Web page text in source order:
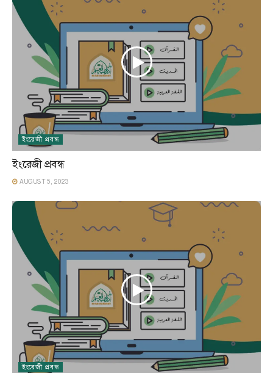
ইংরেজী প্রবন্ধ
ইংরেজী প্রবন্ধ
AUGUST 5, 2023
ইংরেজী প্রবন্ধ